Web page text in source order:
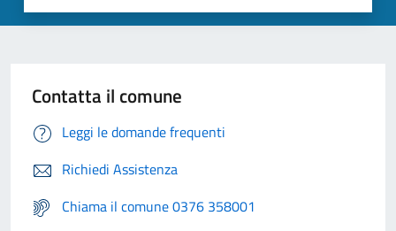
Contatta il comune
Leggi le domande frequenti
Richiedi Assistenza
Chiama il comune 0376 358001